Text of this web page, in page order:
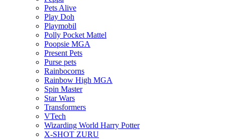
Pets Alive
Play Doh
Playmobil
Polly Pocket Mattel
Poopsie MGA
Present Pets
Purse pets
Rainbocorns
Rainbow High MGA
Spin Master
Star Wars
Transformers
VTech
Wizarding World Harry Potter
X-SHOT ZURU